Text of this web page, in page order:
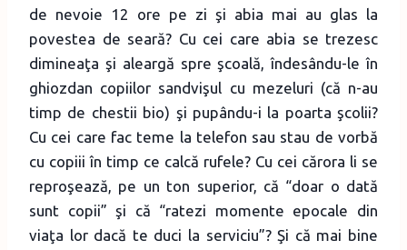
de nevoie 12 ore pe zi şi abia mai au glas la
povestea de seară? Cu cei care abia se trezesc
dimineaţa şi aleargă spre şcoală, îndesându-le în
ghiozdan copiilor sandvişul cu mezeluri (că n-au
timp de chestii bio) şi pupându-i la poarta şcolii?
Cu cei care fac teme la telefon sau stau de vorbă
cu copiii în timp ce calcă rufele? Cu cei cărora li se
reproşează, pe un ton superior, că “doar o dată
sunt copii” şi că “ratezi momente epocale din
viaţa lor dacă te duci la serviciu”? Şi că mai bine